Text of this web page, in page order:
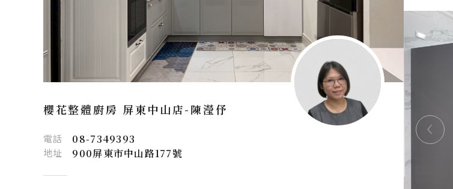
櫻花整體廚房 屏東中山店-陳瀅伃
電話 08-7349393
地址 900屏東市中山路177號